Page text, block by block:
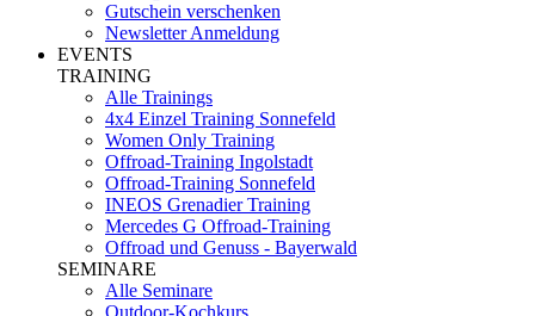
Gutschein verschenken
Newsletter Anmeldung
EVENTS
TRAINING
Alle Trainings
4x4 Einzel Training Sonnefeld
Women Only Training
Offroad-Training Ingolstadt
Offroad-Training Sonnefeld
INEOS Grenadier Training
Mercedes G Offroad-Training
Offroad und Genuss - Bayerwald
SEMINARE
Alle Seminare
Outdoor-Kochkurs